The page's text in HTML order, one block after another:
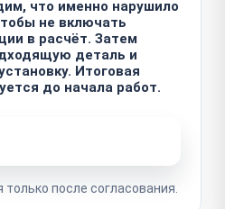
что именно нарушило
не включать
в расчёт. Затем
деталь и
Итоговая
до начала работ.
после согласования.